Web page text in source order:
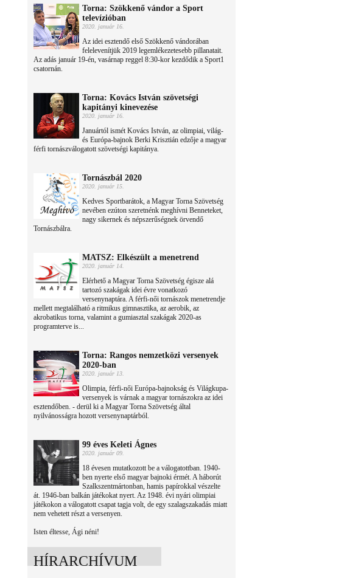
Torna: Szökkenő vándor a Sport
televízióban
2020. január 16.
Az idei esztendő első Szökkenő vándorában
felelevenítjük 2019 legemlékezetesebb pillanatait.
Az adás január 19-én, vasárnap reggel 8:30-kor kezdődik a Sport1
csatornán.
Torna: Kovács István szövetségi
kapitányi kinevezése
2020. január 16.
Januártól ismét Kovács István, az olimpiai, világ-
és Európa-bajnok Berki Krisztián edzője a magyar
férfi tornászválogatott szövetségi kapitánya.
Tornászbál 2020
2020. január 15.
Kedves Sportbarátok, a Magyar Torna Szövetség
nevében ezúton szeretnénk meghívni Benneteket,
nagy sikernek és népszerűségnek örvendő
Tornászbálra.
MATSZ: Elkészült a menetrend
2020. január 14.
Elérhető a Magyar Torna Szövetség égisze alá
tartozó szakágak idei évre vonatkozó
versenynaptára. A férfi-női tornászok menetrendje
mellett megtalálható a ritmikus gimnasztika, az aerobik, az
akrobatikus torna, valamint a gumiasztal szakágak 2020-as
programterve is...
Torna: Rangos nemzetközi versenyek
2020-ban
2020. január 13.
Olimpia, férfi-női Európa-bajnokság és Világkupa-
versenyek is várnak a magyar tornászokra az idei
esztendőben. - derül ki a Magyar Torna Szövetség által
nyilvánosságra hozott versenynaptárból.
99 éves Keleti Ágnes
2020. január 09.
18 évesen mutatkozott be a válogatottban. 1940-
ben nyerte első magyar bajnoki érmét. A háborút
Szalkszentmártonban, hamis papírokkal vészelte
át. 1946-ban balkán játékokat nyert. Az 1948. évi nyári olimpiai
játékokon a válogatott csapat tagja volt, de egy szalagszakadás miatt
nem vehetett részt a versenyen.
Isten éltesse, Ági néni!
HÍRARCHÍVUM